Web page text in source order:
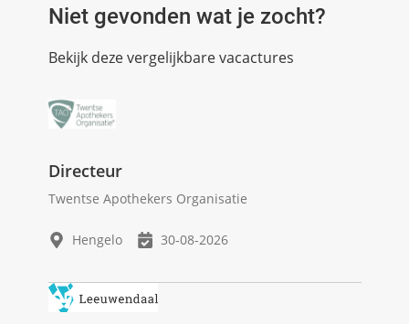
Niet gevonden wat je zocht?
Bekijk deze vergelijkbare vacactures
Directeur
Twentse Apothekers Organisatie
Hengelo 30-08-2026